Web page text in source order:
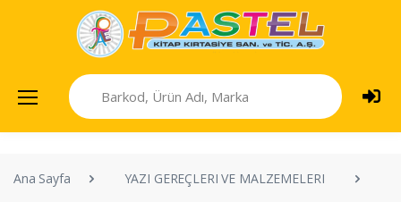
Ana Sayfa YAZI GEREÇLERI VE MALZEMELERI